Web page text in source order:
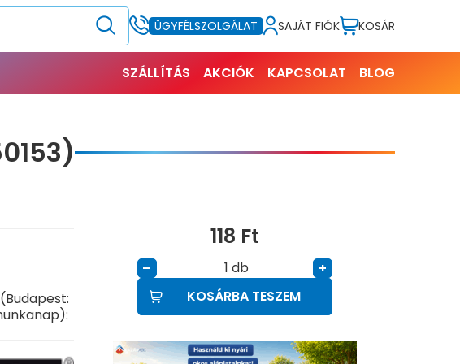
ÜGYFÉLSZOLGÁLAT SAJÁT FIÓK KOSÁR
SZÁLLÍTÁS AKCIÓK KAPCSOLAT
BLOG
118 Ft
– db
+
KOSÁRBA TESZEM